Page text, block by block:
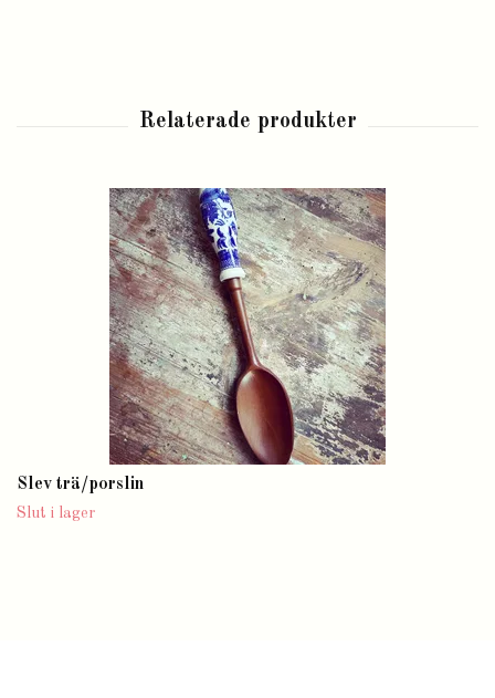
Slev trä/porslin
Slut i lager